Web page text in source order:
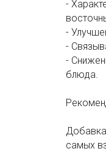
-
-
-
-
блюда.
самых